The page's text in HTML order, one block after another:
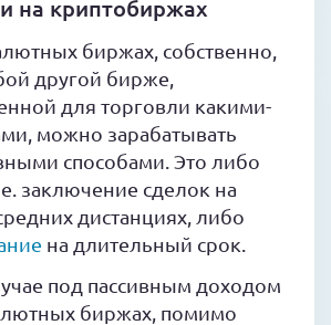
на криптобиржах
биржах, собственно,
другой бирже,
для торговли какими-
можно зарабатывать
способами. Это либо
заключение сделок на
дистанциях, либо
на длительный срок.
под пассивным доходом
биржах, помимо